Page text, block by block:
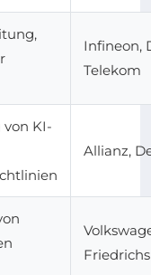
Infineon,
Telekom
KI-
Allianz,